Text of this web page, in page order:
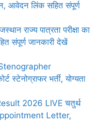
आवेदन लिंक सहित संपूर्ण
राज्य पात्रता परीक्षा का
संपूर्ण जानकारी देखें
भर्ती, योग्यता
2026 LIVE चतुर्थ
Letter,